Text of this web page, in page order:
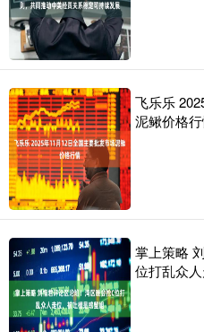
飞乐乐
泥鳅价格
掌上策略
位打乱众